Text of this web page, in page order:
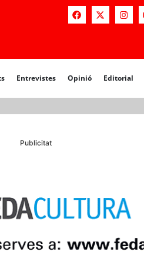
Entrevistes Opinió Editorial
Opinió Editorial
Publicitat